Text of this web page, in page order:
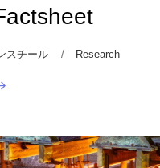
スチール Research